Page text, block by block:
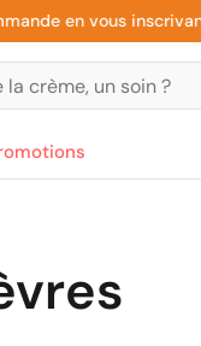
en vous inscrivant à